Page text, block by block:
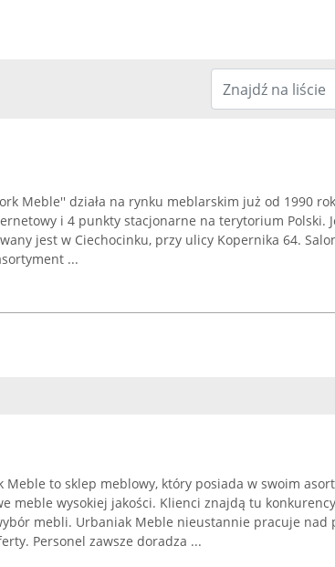
Meble'' działa na rynku meblarskim już od 1990
i 4 punkty stacjonarne na terytorium Polski.
jest w Ciechocinku, przy ulicy Kopernika 64.
...
Meble to sklep meblowy, który posiada w swoim
meble wysokiej jakości. Klienci znajdą tu
mebli. Urbaniak Meble nieustannie pracuje nad
Personel zawsze doradza ...